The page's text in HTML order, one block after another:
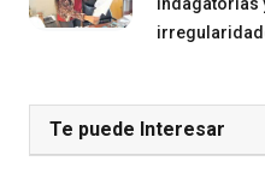
Te puede Interesar